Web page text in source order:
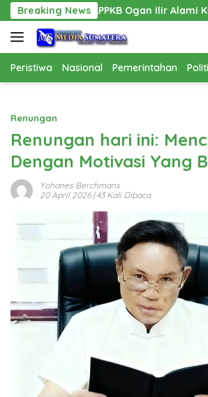
Langsung
ke
konten
Breaking News
Ogan Ilir Alami Kecelakaan
Peristiwa Nasional Pemerintahan
Renungan
Renungan hari ini:
Dengan Motivasi Yang
Yohanes Berchmans
20 April 2026| 43 Kali Dibaca